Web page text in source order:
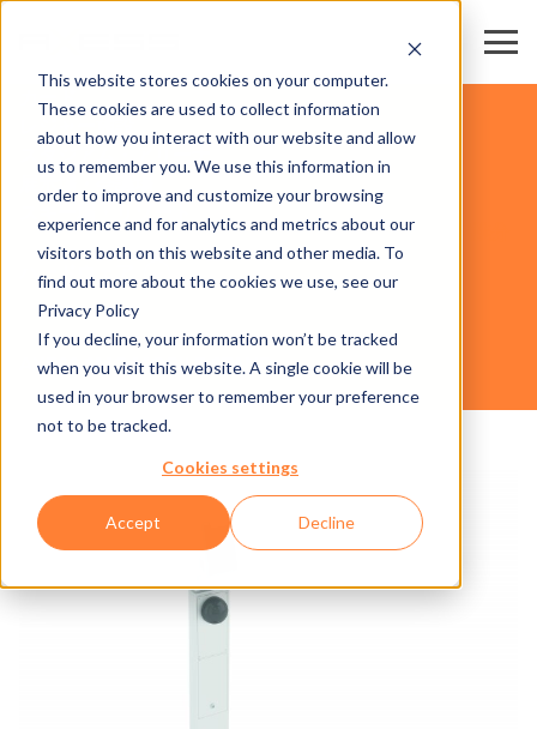
This website stores cookies on your computer.
These cookies are used to collect information
about how you interact with our website and allow
us to remember you. We use this information in
order to improve and customize your browsing
experience and for analytics and metrics about our
visitors both on this website and other media. To
find out more about the cookies we use, see our
Privacy Policy
If you decline, your information won’t be tracked
when you visit this website. A single cookie will be
used in your browser to remember your preference
not to be tracked.
Cookies settings
Accept Decline
AXESS SMG MOBILE STAND
ハードウェア
スキー場・リゾート
展示場・会議場
スタジアム・アリーナ
レジャー施設
カード